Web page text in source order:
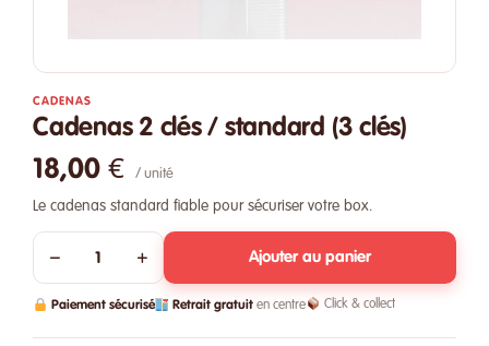
CADENAS
Cadenas 2 clés / standard (3 clés)
18,00 € / unité
Le cadenas standard fiable pour sécuriser votre box.
− + Ajouter au panier
Paiement sécurisé Retrait gratuit en centre Click & collect